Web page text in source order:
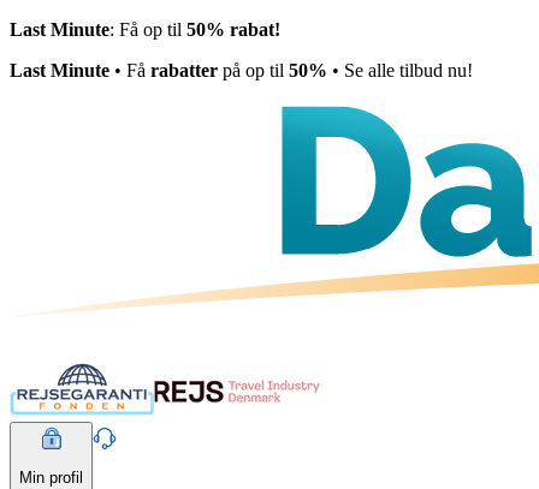
Last Minute: Få op til 50% rabat!
Last Minute • Få rabatter på op til 50% • Se alle tilbud nu!
Min profil